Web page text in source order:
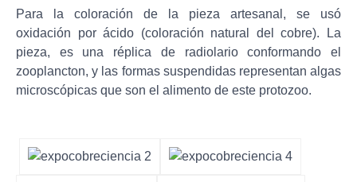
Para la coloración de la pieza artesanal, se usó
oxidación por ácido (coloración natural del cobre). La
pieza, es una réplica de radiolario conformando el
zooplancton, y las formas suspendidas representan algas
microscópicas que son el alimento de este protozoo.